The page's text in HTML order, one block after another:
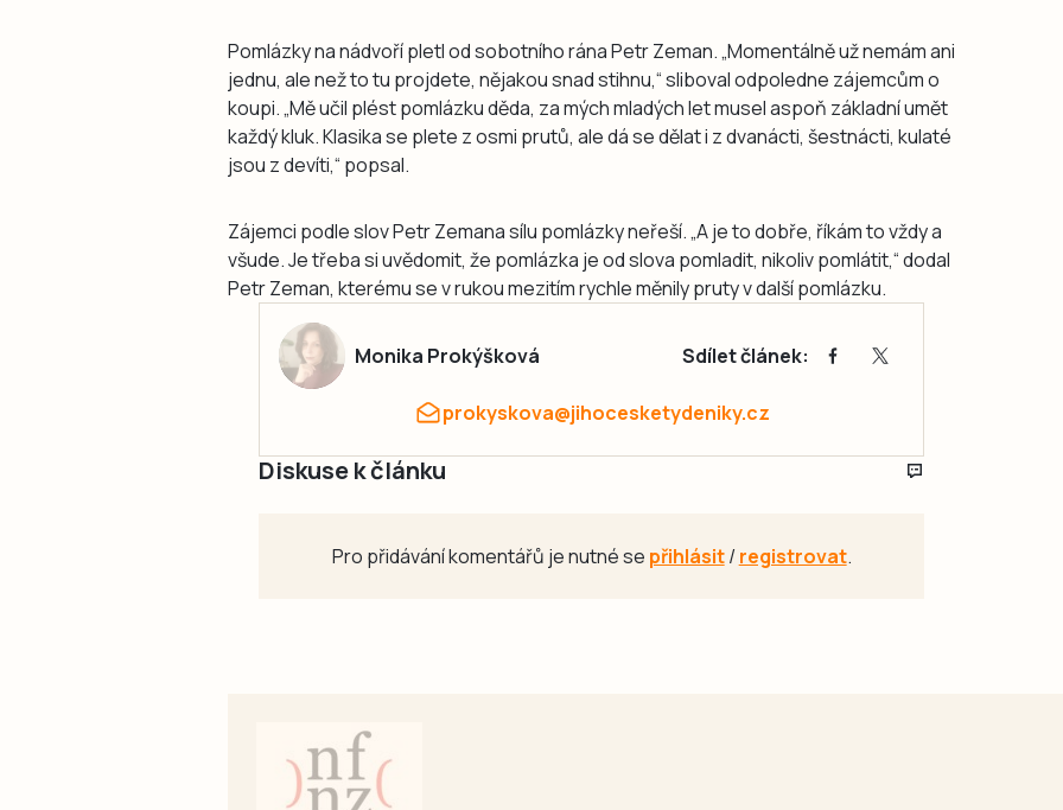
Pomlázky na nádvoří pletl od sobotního rána Petr Zeman. „Momentálně už nemám ani
jednu, ale než to tu projdete, nějakou snad stihnu,“ sliboval odpoledne zájemcům o
koupi. „Mě učil plést pomlázku děda, za mých mladých let musel aspoň základní umět
každý kluk. Klasika se plete z osmi prutů, ale dá se dělat i z dvanácti, šestnácti, kulaté
jsou z devíti,“ popsal.
Zájemci podle slov Petr Zemana sílu pomlázky neřeší. „A je to dobře, říkám to vždy a
všude. Je třeba si uvědomit, že pomlázka je od slova pomladit, nikoliv pomlátit,“ dodal
Petr Zeman, kterému se v rukou mezitím rychle měnily pruty v další pomlázku.
Monika Prokýšková Sdílet článek:
prokyskova@jihocesketydeniky.cz
Diskuse k článku
Pro přidávání komentářů je nutné se přihlásit/registrovat.